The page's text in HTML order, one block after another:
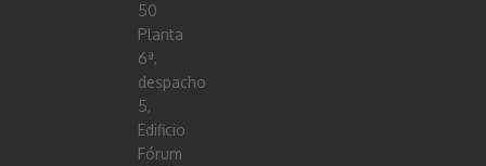
50
Planta
6ª,
despacho
5,
Edificio
Fórum